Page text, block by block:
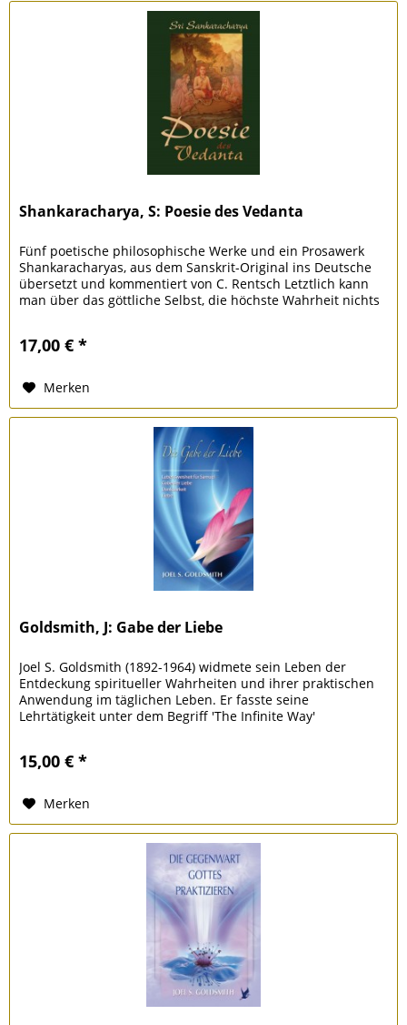
Shankaracharya, S: Poesie des Vedanta
Fünf poetische philosophische Werke und ein Prosawerk
Shankaracharyas, aus dem Sanskrit-Original ins Deutsche
übersetzt und kommentiert von C. Rentsch Letztlich kann
man über das göttliche Selbst, die höchste Wahrheit nichts
17,00 € *
Merken
Goldsmith, J: Gabe der Liebe
Joel S. Goldsmith (1892-1964) widmete sein Leben der
Entdeckung spiritueller Wahrheiten und ihrer praktischen
Anwendung im täglichen Leben. Er fasste seine
Lehrtätigkeit unter dem Begriff 'The Infinite Way'
15,00 € *
Merken